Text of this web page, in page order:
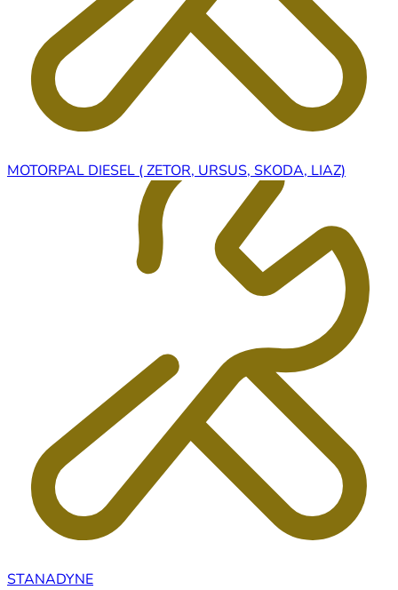
MOTORPAL DIESEL ( ZETOR, URSUS, SKODA, LIAZ)
STANADYNE